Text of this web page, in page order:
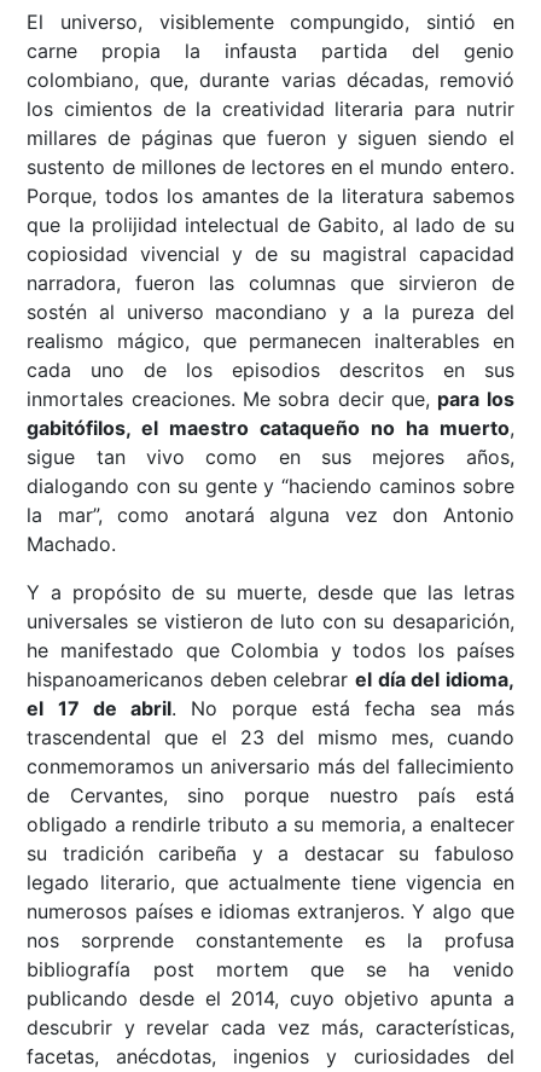
El universo, visiblemente compungido, sintió en
carne propia la infausta partida del genio
colombiano, que, durante varias décadas, removió
los cimientos de la creatividad literaria para nutrir
millares de páginas que fueron y siguen siendo el
sustento de millones de lectores en el mundo entero.
Porque, todos los amantes de la literatura sabemos
que la prolijidad intelectual de Gabito, al lado de su
copiosidad vivencial y de su magistral capacidad
narradora, fueron las columnas que sirvieron de
sostén al universo macondiano y a la pureza del
realismo mágico, que permanecen inalterables en
cada uno de los episodios descritos en sus
inmortales creaciones. Me sobra decir que, para los
gabitófilos, el maestro cataqueño no ha muerto,
sigue tan vivo como en sus mejores años,
dialogando con su gente y “haciendo caminos sobre
la mar”, como anotará alguna vez don Antonio
Machado.
Y a propósito de su muerte, desde que las letras
universales se vistieron de luto con su desaparición,
he manifestado que Colombia y todos los países
hispanoamericanos deben celebrar el día del idioma,
el 17 de abril. No porque está fecha sea más
trascendental que el 23 del mismo mes, cuando
conmemoramos un aniversario más del fallecimiento
de Cervantes, sino porque nuestro país está
obligado a rendirle tributo a su memoria, a enaltecer
su tradición caribeña y a destacar su fabuloso
legado literario, que actualmente tiene vigencia en
numerosos países e idiomas extranjeros. Y algo que
nos sorprende constantemente es la profusa
bibliografía post mortem que se ha venido
publicando desde el 2014, cuyo objetivo apunta a
descubrir y revelar cada vez más, características,
facetas, anécdotas, ingenios y curiosidades del